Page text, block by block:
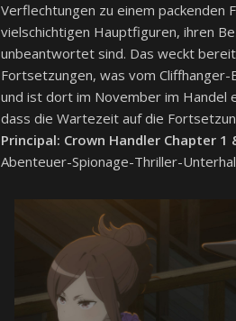
Verflechtungen zu einem packenden
vielschichtigen Hauptfiguren, ihren
unbeantwortet sind. Das weckt
Fortsetzungen, was vom
und ist dort im November im Handel
dass die Wartezeit auf die
Principal: Crown Handler Chapter 1
Abenteuer-Spionage-Thriller-